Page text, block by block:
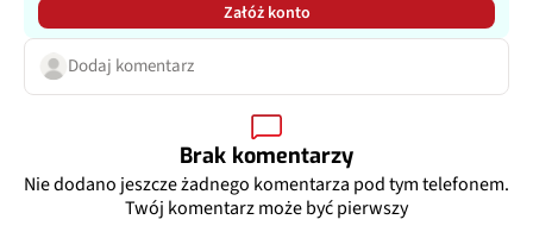
Dodatkowy aparat Aparat makro
Pixele 2 Mpix
f/2.4
Załóż konto
Dodaj komentarz
Brak komentarzy
Nie dodano jeszcze żadnego komentarza pod tym telefonem.
Twój komentarz może być pierwszy